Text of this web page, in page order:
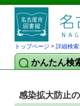
トップページ > 詳細検索
かんたん検
感染拡大防止